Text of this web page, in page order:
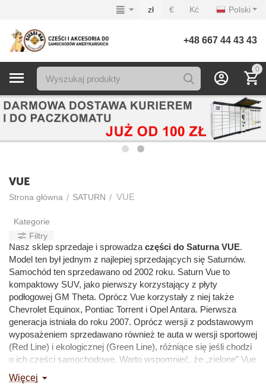
Polski
zł € Kć
+48 667 44 43 43
0
VUE
Strona główna / SATURN / VUE
Kategorie
Filtry
Nasz sklep sprzedaje i sprowadzaczęści do Saturna VUE.
Model ten był jednym z najlepiej sprzedających się Saturnów.
Samochód ten sprzedawano od 2002 roku. Saturn Vue to
kompaktowy SUV, jako pierwszy korzystający z płyty
podłogowej GM Theta. Oprócz Vue korzystały z niej także
Chevrolet Equinox, Pontiac Torrent i Opel Antara. Pierwsza
generacja istniała do roku 2007. Oprócz wersji z podstawowym
wyposażeniem sprzedawano również te auta w wersji sportowej
(Red Line) i ekologicznej (Green Line), różniące się jeśli chodzi
o ich części samochodowe. Warto wspomnieć, że „zielone” Vue
jest jednym z niewielu hybrydowych SUV-ów. W 2008 roku
Więcej